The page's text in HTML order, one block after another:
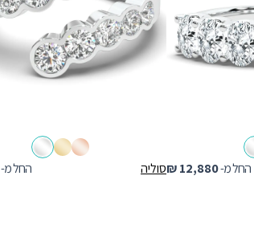
החל מ- סוליה החל מ- ₪12,880